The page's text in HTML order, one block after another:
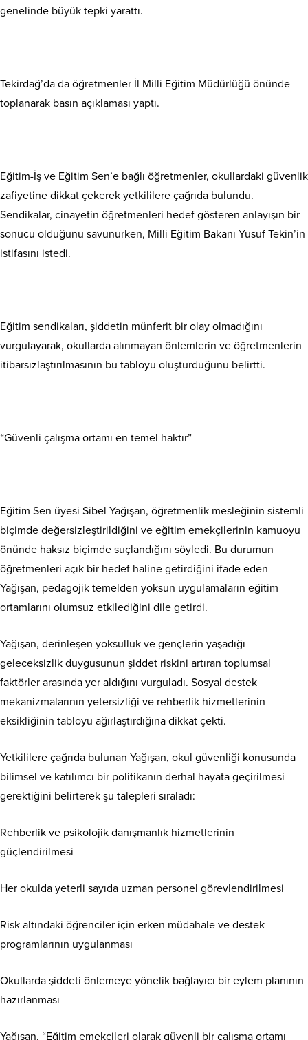
genelinde büyük tepki yarattı.
Tekirdağ’da da öğretmenler İl Milli Eğitim Müdürlüğü önünde
toplanarak basın açıklaması yaptı.
Eğitim-İş ve Eğitim Sen’e bağlı öğretmenler, okullardaki güvenlik
zafiyetine dikkat çekerek yetkililere çağrıda bulundu.
Sendikalar, cinayetin öğretmenleri hedef gösteren anlayışın bir
sonucu olduğunu savunurken, Milli Eğitim Bakanı Yusuf Tekin’in
istifasını istedi.
Eğitim sendikaları, şiddetin münferit bir olay olmadığını
vurgulayarak, okullarda alınmayan önlemlerin ve öğretmenlerin
itibarsızlaştırılmasının bu tabloyu oluşturduğunu belirtti.
“Güvenli çalışma ortamı en temel haktır”
Eğitim Sen üyesi Sibel Yağışan, öğretmenlik mesleğinin sistemli
biçimde değersizleştirildiğini ve eğitim emekçilerinin kamuoyu
önünde haksız biçimde suçlandığını söyledi. Bu durumun
öğretmenleri açık bir hedef haline getirdiğini ifade eden
Yağışan, pedagojik temelden yoksun uygulamaların eğitim
ortamlarını olumsuz etkilediğini dile getirdi.
Yağışan, derinleşen yoksulluk ve gençlerin yaşadığı
geleceksizlik duygusunun şiddet riskini artıran toplumsal
faktörler arasında yer aldığını vurguladı. Sosyal destek
mekanizmalarının yetersizliği ve rehberlik hizmetlerinin
eksikliğinin tabloyu ağırlaştırdığına dikkat çekti.
Yetkililere çağrıda bulunan Yağışan, okul güvenliği konusunda
bilimsel ve katılımcı bir politikanın derhal hayata geçirilmesi
gerektiğini belirterek şu talepleri sıraladı:
Rehberlik ve psikolojik danışmanlık hizmetlerinin
güçlendirilmesi
Her okulda yeterli sayıda uzman personel görevlendirilmesi
Risk altındaki öğrenciler için erken müdahale ve destek
programlarının uygulanması
Okullarda şiddeti önlemeye yönelik bağlayıcı bir eylem planının
hazırlanması
Yağışan, “Eğitim emekçileri olarak güvenli bir çalışma ortamı